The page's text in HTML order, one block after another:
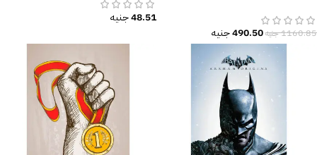
1160.85جنيه490.50جنيه
48.51جنيه